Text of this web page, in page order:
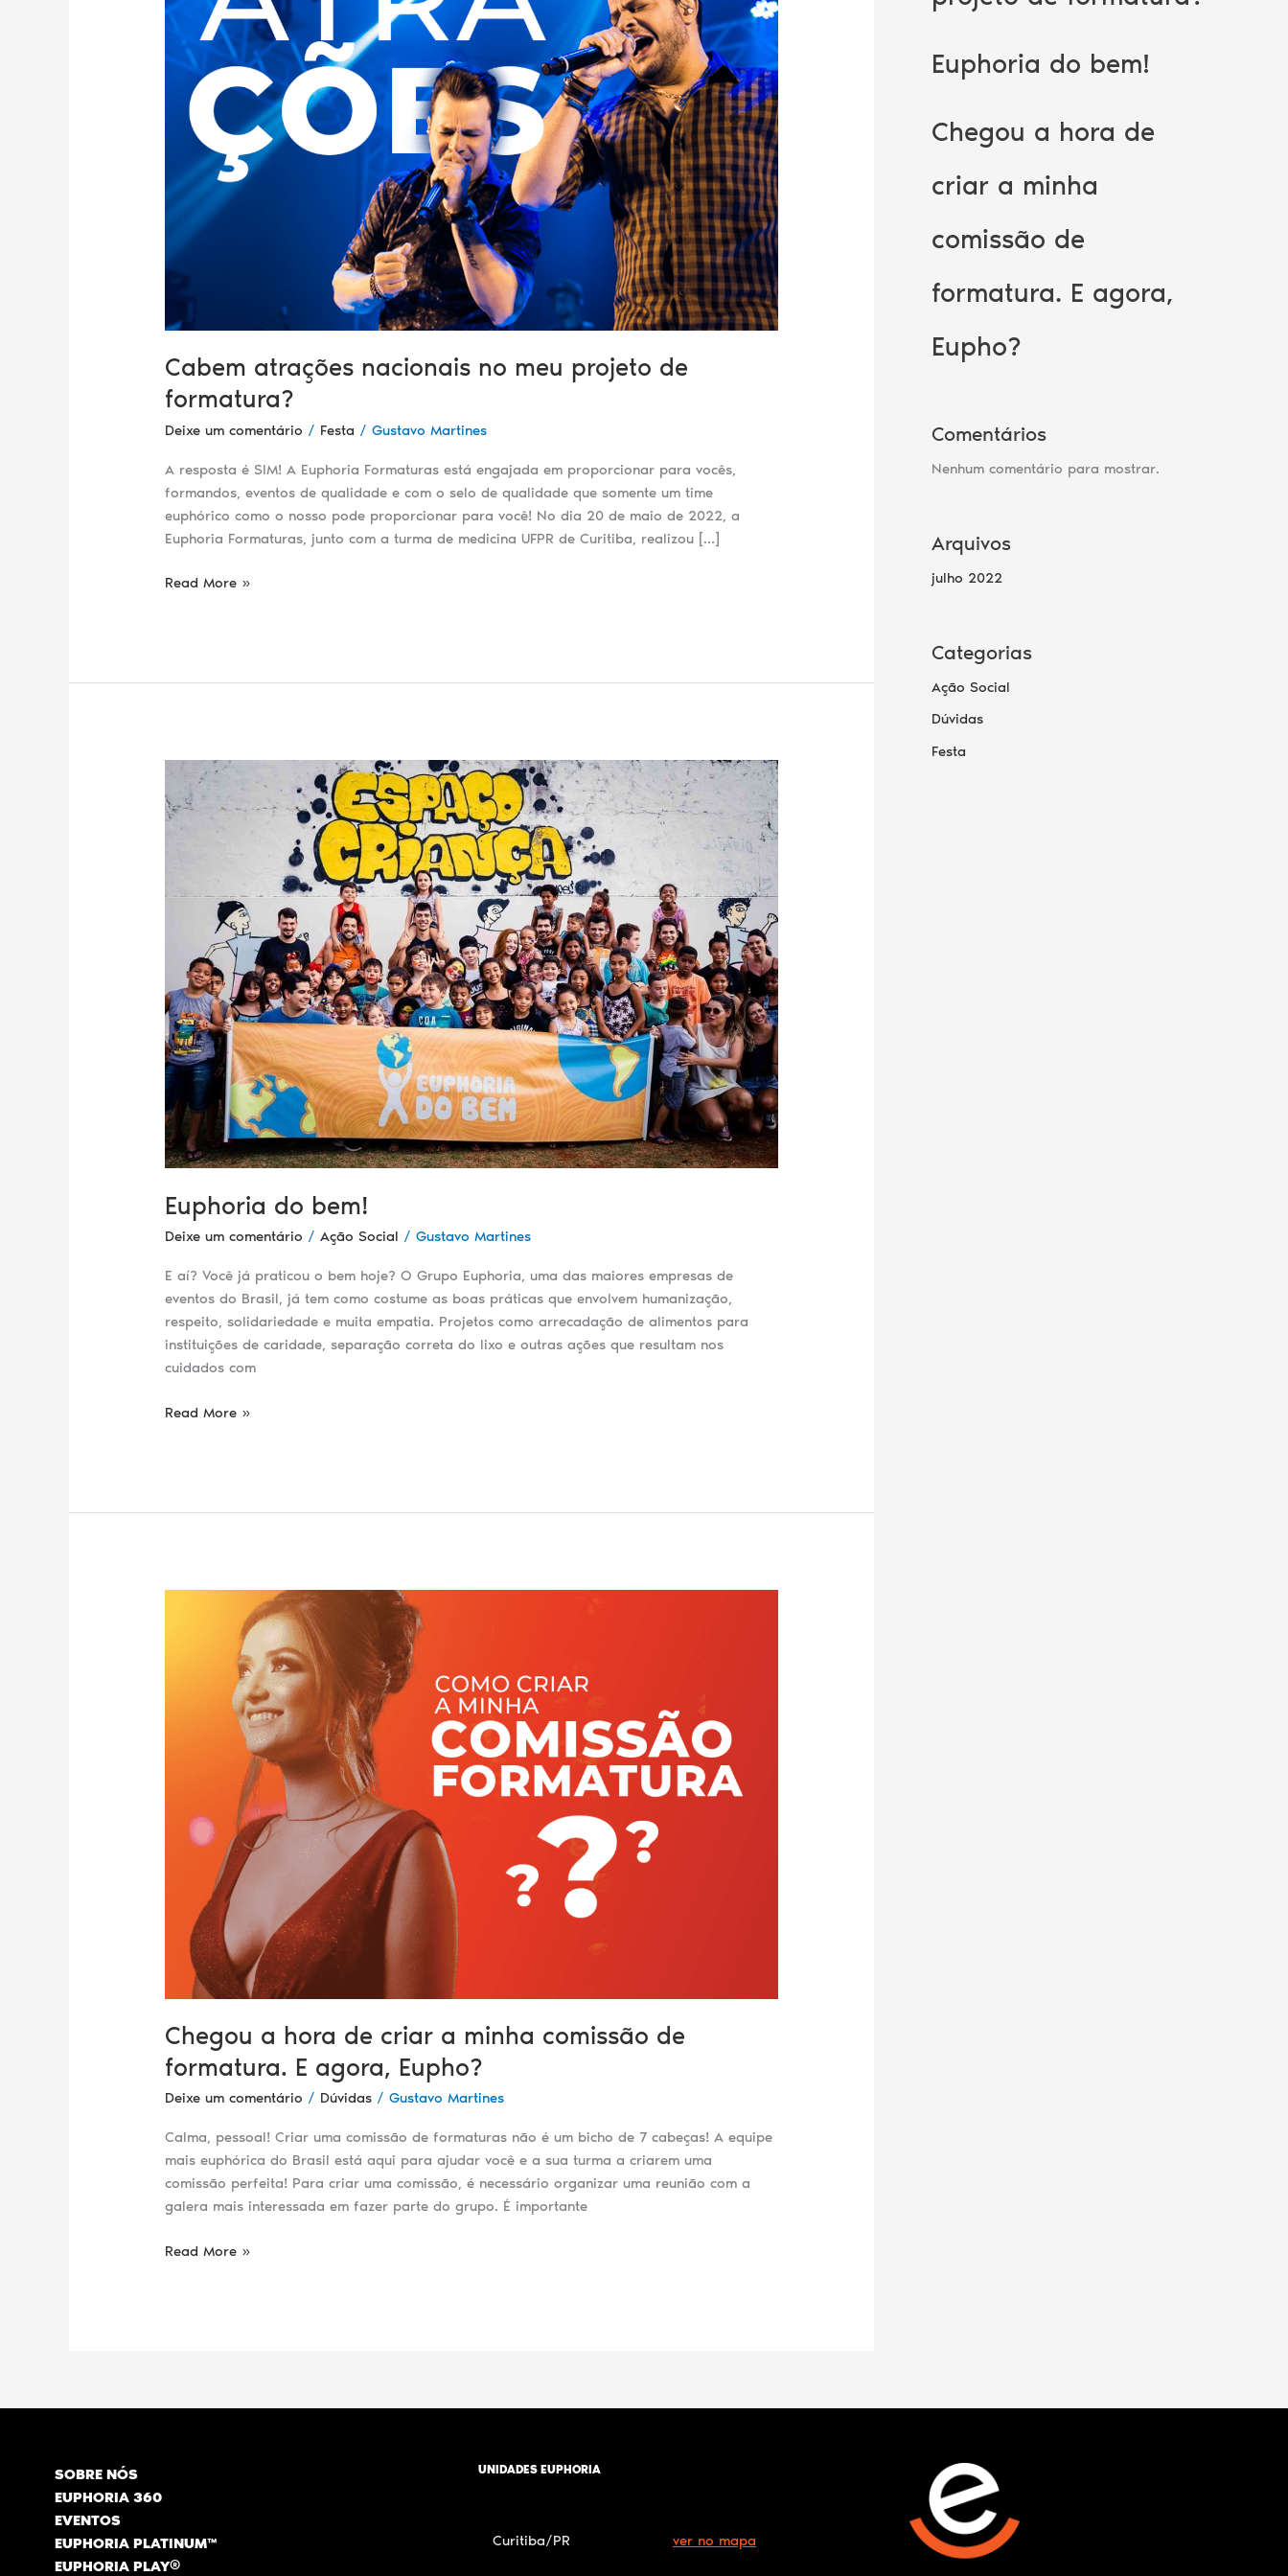
Cabem atrações nacionais no meu projeto de
formatura?
Deixe um comentário / Festa /Gustavo Martines
A resposta é SIM! A Euphoria Formaturas está engajada em proporcionar para vocês,
formandos, eventos de qualidade e com o selo de qualidade que somente um time
euphórico como o nosso pode proporcionar para você! No dia 20 de maio de 2022, a
Euphoria Formaturas, junto com a turma de medicina UFPR de Curitiba, realizou […]
meu
projeto
de
formatura?
Read More »
Euphoria do bem!
Deixe um comentário /Ação Social /Gustavo Martines
E aí? Você já praticou o bem hoje? O Grupo Euphoria, uma das maiores empresas de
eventos do Brasil, já tem como costume as boas práticas que envolvem humanização,
respeito, solidariedade e muita empatia. Projetos como arrecadação de alimentos para
instituições de caridade, separação correta do lixo e outras ações que resultam nos
cuidados com
Euphoria
do
bem!
Read More »
Chegou a hora de criar a minha comissão de
formatura. E agora, Eupho?
Deixe um comentário / Dúvidas /Gustavo Martines
Calma, pessoal! Criar uma comissão de formaturas não é um bicho de 7 cabeças! A equipe
mais euphórica do Brasil está aqui para ajudar você e a sua turma a criarem uma
comissão perfeita! Para criar uma comissão, é necessário organizar uma reunião com a
galera mais interessada em fazer parte do grupo. É importante
agora,
Read More »
Euphoria do bem!
Chegou a hora de
criar a minha
comissão de
formatura. E agora,
Eupho?
Comentários
Nenhum comentário para mostrar.
Arquivos
julho 2022
Categorias
Ação Social
Dúvidas
Festa
SOBRE NÓS
EUPHORIA 360
EVENTOS
EUPHORIA PLATINUM™
EUPHORIA PLAY®
UNIDADES EUPHORIA
Curitiba/PR ver no mapa